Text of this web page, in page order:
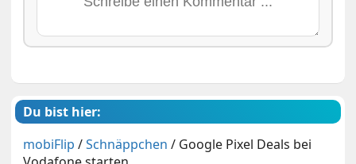
Du bist hier:
mobiFlip /Schnäppchen / Google Pixel Deals bei